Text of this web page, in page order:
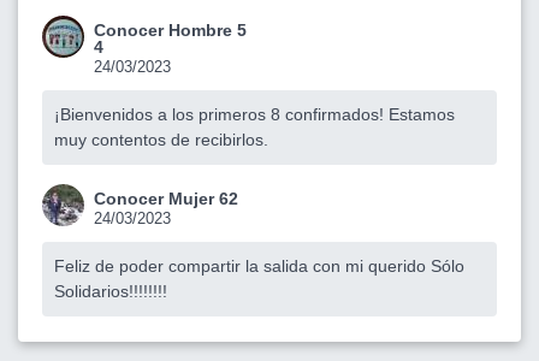
Conocer Hombre 5
4
24/03/2023
¡Bienvenidos a los primeros 8 confirmados! Estamos
muy contentos de recibirlos.
Conocer Mujer 62
24/03/2023
Feliz de poder compartir la salida con mi querido Sólo
Solidarios!!!!!!!!